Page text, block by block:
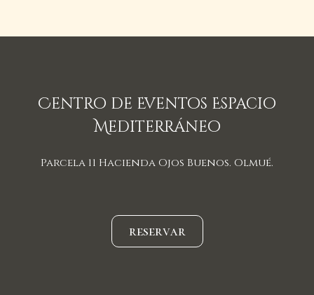
Centro de Eventos Espacio
Mediterráneo
Parcela 11 Hacienda Ojos Buenos. Olmué.
reservar